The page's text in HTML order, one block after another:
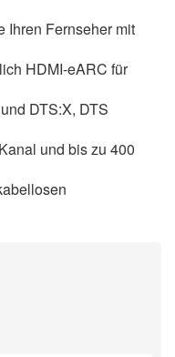
Ihren Fernseher mit
HDMI-eARC für
DTS:X, DTS
und bis zu 400